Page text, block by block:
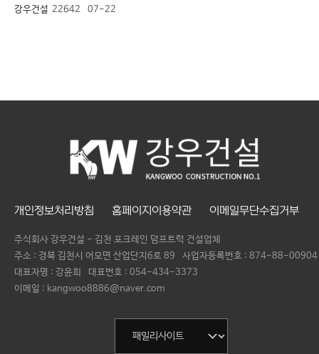
강우건설 22642 07-22
개인정보처리방침 홈페이지이용약관 이메일무단수집거부
주식회사 강우건설 - 김천 포크레인 덤프트럭 건설업체
주소 : 경북 김천시 어모면 산업단지6로 89
사업자등록번호 : 874-88-00904
대표자명 : 강윤희 대표번호 : 054-434-3373
이메일 : kangwoo8886@naver.com